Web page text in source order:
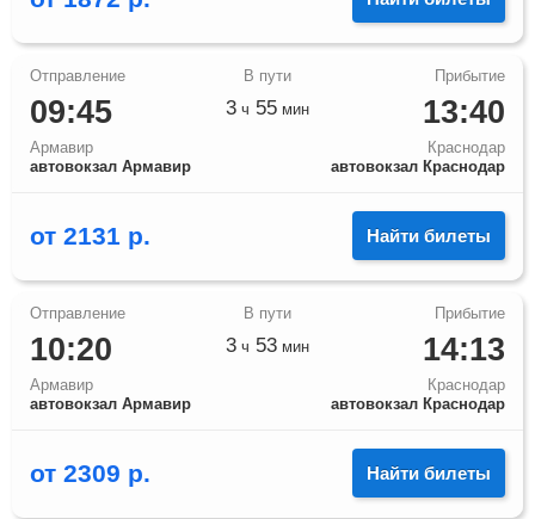
09:45
Армавир
автовокзал Армавир
13:40
Краснодар
автовокзал Краснодар
3 ч 55 мин
от 2131 р. Найти билеты
10:20
Армавир
автовокзал Армавир
14:13
Краснодар
автовокзал Краснодар
3 ч 53 мин
от 2309 р. Найти билеты